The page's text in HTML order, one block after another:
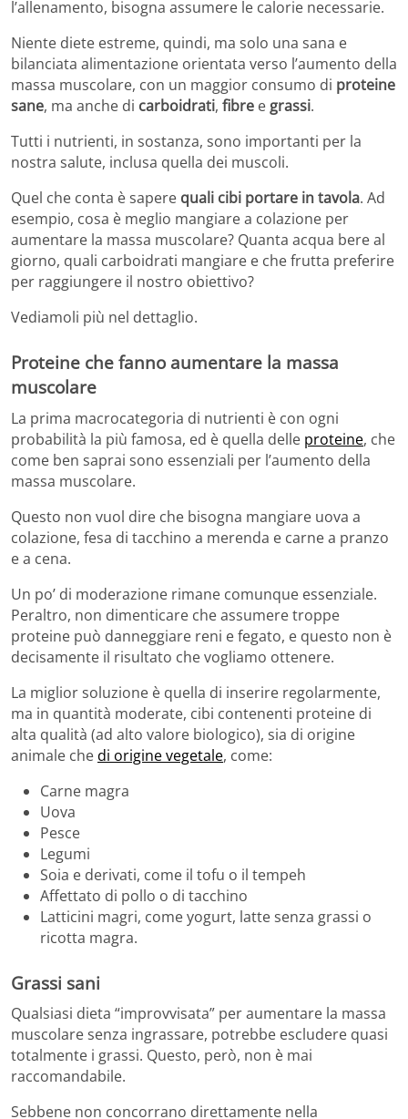
l’allenamento, bisogna assumere le calorie necessarie.
Niente diete estreme, quindi, ma solo una sana e
bilanciata alimentazione orientata verso l’aumento della
massa muscolare, con un maggior consumo di proteine
sane, ma anche di carboidrati, fibre e grassi.
Tutti i nutrienti, in sostanza, sono importanti per la
nostra salute, inclusa quella dei muscoli.
Quel che conta è sapere quali cibi portare in tavola. Ad
esempio, cosa è meglio mangiare a colazione per
aumentare la massa muscolare? Quanta acqua bere al
giorno, quali carboidrati mangiare e che frutta preferire
per raggiungere il nostro obiettivo?
Vediamoli più nel dettaglio.
Proteine che fanno aumentare la massa
muscolare
La prima macrocategoria di nutrienti è con ogni
probabilità la più famosa, ed è quella delle proteine, che
come ben saprai sono essenziali per l’aumento della
massa muscolare.
Questo non vuol dire che bisogna mangiare uova a
colazione, fesa di tacchino a merenda e carne a pranzo
e a cena.
Un po’ di moderazione rimane comunque essenziale.
Peraltro, non dimenticare che assumere troppe
proteine può danneggiare reni e fegato, e questo non è
decisamente il risultato che vogliamo ottenere.
La miglior soluzione è quella di inserire regolarmente,
ma in quantità moderate, cibi contenenti proteine di
alta qualità (ad alto valore biologico), sia di origine
animale chedi origine vegetale, come:
Carne magra
Uova
Pesce
Legumi
Soia e derivati, come il tofu o il tempeh
Affettato di pollo o di tacchino
Latticini magri, come yogurt, latte senza grassi o
ricotta magra.
Grassi sani
Qualsiasi dieta “improvvisata” per aumentare la massa
muscolare senza ingrassare, potrebbe escludere quasi
totalmente i grassi. Questo, però, non è mai
raccomandabile.
Sebbene non concorrano direttamente nella